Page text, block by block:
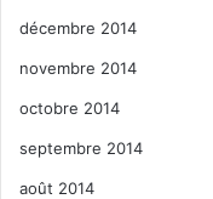
décembre 2014
novembre 2014
octobre 2014
septembre 2014
août 2014